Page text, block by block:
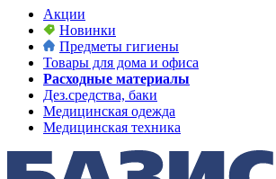
Акции
Новинки
Предметы гигиены
Товары для дома и офиса
Расходные материалы
Дез.средства, баки
Медицинская одежда
Медицинская техника